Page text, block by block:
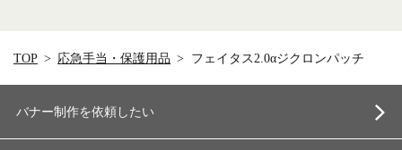
TOP 応急手当・保護用品 フェイタス2.0αジクロンパッチ
バナー制作を依頼したい